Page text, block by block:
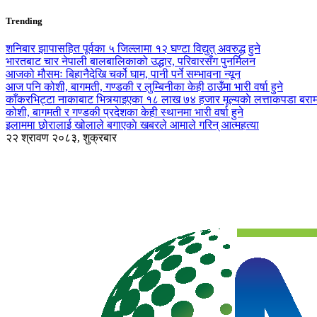
Trending
शनिबार झापासहित पूर्वका ५ जिल्लामा १२ घण्टा विद्युत् अवरुद्ध हुने
भारतबाट चार नेपाली बालबालिकाको उद्धार, परिवारसँग पुनर्मिलन
आजको मौसमः बिहानैदेखि चर्को घाम, पानी पर्ने सम्भावना न्यून
आज पनि कोशी, बागमती, गण्डकी र लुम्बिनीका केही ठाउँमा भारी वर्षा हुने
काँकरभिट्टा नाकाबाट भित्र्याइएका १८ लाख ७४ हजार मूल्यकाे लत्ताकपडा
कोशी, बागमती र गण्डकी प्रदेशका केही स्थानमा भारी वर्षा हुने
इलाममा छोरालाई खोलाले बगाएकाे खबरले आमाले गरिन् आत्महत्या
२२ श्रावण २०८३, शुक्रबार